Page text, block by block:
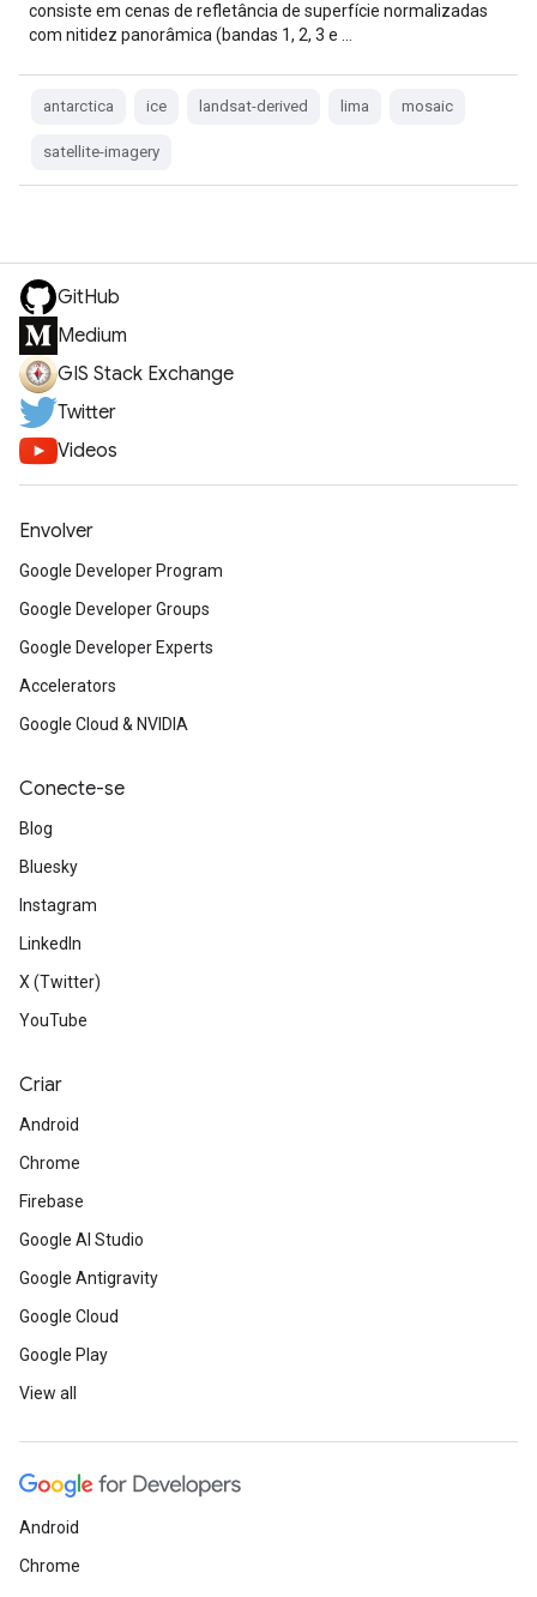
consiste em cenas de refletância de superfície normalizadas
com nitidez panorâmica (bandas 1, 2, 3 e …
antarctica ice landsat-derived lima mosaic
satellite-imagery
GitHub
Medium
GIS Stack Exchange
Twitter
Videos
Envolver
Google Developer Program
Google Developer Groups
Google Developer Experts
Accelerators
Google Cloud & NVIDIA
Conecte-se
Blog
Bluesky
Instagram
LinkedIn
X (Twitter)
YouTube
Criar
Android
Chrome
Firebase
Google AI Studio
Google Antigravity
Google Cloud
Google Play
View all
Android
Chrome